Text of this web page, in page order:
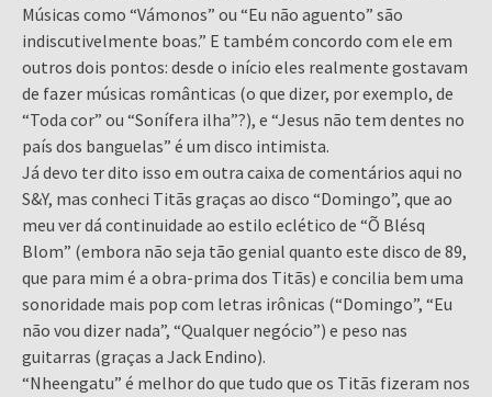
Músicas como “Vámonos” ou “Eu não aguento” são
indiscutivelmente boas.” E também concordo com ele em
outros dois pontos: desde o início eles realmente gostavam
de fazer músicas românticas (o que dizer, por exemplo, de
“Toda cor” ou “Sonífera ilha”?), e “Jesus não tem dentes no
país dos banguelas” é um disco intimista.
Já devo ter dito isso em outra caixa de comentários aqui no
S&Y, mas conheci Titãs graças ao disco “Domingo”, que ao
meu ver dá continuidade ao estilo eclético de “Õ Blésq
Blom” (embora não seja tão genial quanto este disco de 89,
que para mim é a obra-prima dos Titãs) e concilia bem uma
sonoridade mais pop com letras irônicas (“Domingo”, “Eu
não vou dizer nada”, “Qualquer negócio”) e peso nas
guitarras (graças a Jack Endino).
“Nheengatu” é melhor do que tudo que os Titãs fizeram nos